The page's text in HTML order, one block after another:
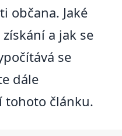
občana. Jaké
a jak se
se
dále
tohoto článku.